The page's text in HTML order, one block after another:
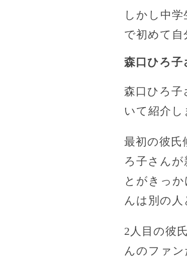
しかし中
で初めて自
森口ひろ子
森口ひろ子
いて紹介し
最初の彼氏
ろ子さん
とがきっ
んは別の人
2人目の彼
んのファ